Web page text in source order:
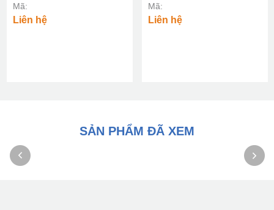
Mã:
Liên hệ
Mã:
Liên hệ
SẢN PHẨM ĐÃ XEM